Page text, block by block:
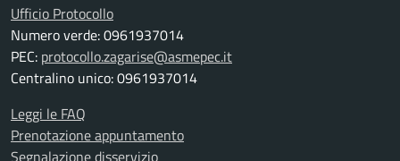
Ufficio Protocollo
Numero verde: 0961937014
PEC: protocollo.zagarise@asmepec.it
Centralino unico: 0961937014
Leggi le FAQ
Prenotazione appuntamento
Segnalazione disservizio